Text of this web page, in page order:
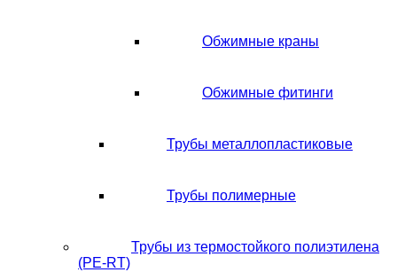
Обжимные краны
Обжимные фитинги
Трубы металлопластиковые
Трубы полимерные
Трубы из термостойкого полиэтилена
(PE-RT)